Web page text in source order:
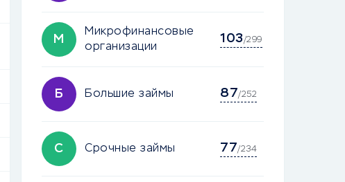
М
Микрофинансовые
организации
103/299
Б Большие займы 87/252
С Срочные займы 77/234